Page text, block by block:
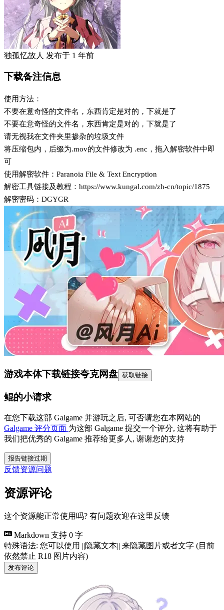
独孤忆故人 发布于 1 年前
下载备注信息
使用方法：
不要在意奇怪的文件名，东西肯定是对的，下就是了
不要在意奇怪的文件名，东西肯定是对的，下就是了
请无视我在文件夹里掺杂的垃圾文件
将压缩包内，后缀为.mov的文件修改为 .enc，拖入解密软件中即
可
使用解密软件：Paranoia File & Text Encryption
解密工具链接及教程：https://www.kungal.com/zh-cn/topic/1875
解密密码：DGYGR
游戏本体下载链接夸克网盘 获取链接
鲲的小请求
在您下载这部 Galgame 并游玩之后, 可否请您在本网站的
Galgame 评分页面 为这部 Galgame 提交一个评分, 这将有助于
我们把优秀的 Galgame 推荐给更多人, 谢谢您的支持
报告链接过期
反馈资源问题
资源评论
这个资源能正常使用吗? 有问题欢迎在这里反馈
Markdown 支持 0 字
特殊语法: 您可以使用 ||隐藏文本|| 来隐藏图片或者文字 (目前
依然禁止 R18 图片内容)
发布评论